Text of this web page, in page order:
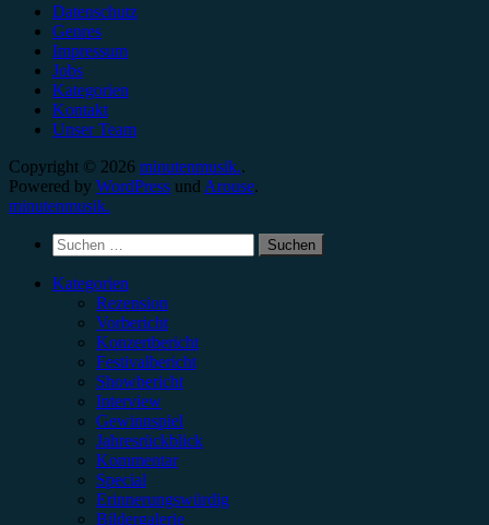
Datenschutz
Genres
Impressum
Jobs
Kategorien
Kontakt
Unser Team
Copyright © 2026 minutenmusik..
Powered by WordPress und Arouse.
minutenmusik.
Suchen
nach:
Kategorien
Rezension
Vorbericht
Konzertbericht
Festivalbericht
Showbericht
Interview
Gewinnspiel
Jahresrückblick
Kommentar
Special
Erinnerungswürdig
Bildergalerie